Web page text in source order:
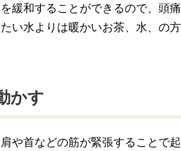
緩和することができるので、頭
い水よりは暖かいお茶、水、の
かす
や首などの筋が緊張することで